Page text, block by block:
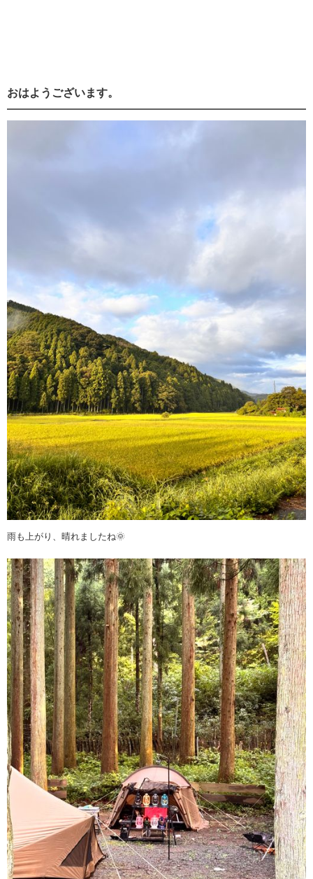
おはようございます。
雨も上がり、晴れましたね🌞